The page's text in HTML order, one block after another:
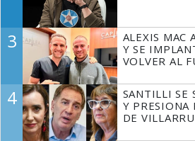
3
ALEXIS MAC
Y SE
VOLVER AL
4
SANTILLI SE
Y PRESIONA
DE